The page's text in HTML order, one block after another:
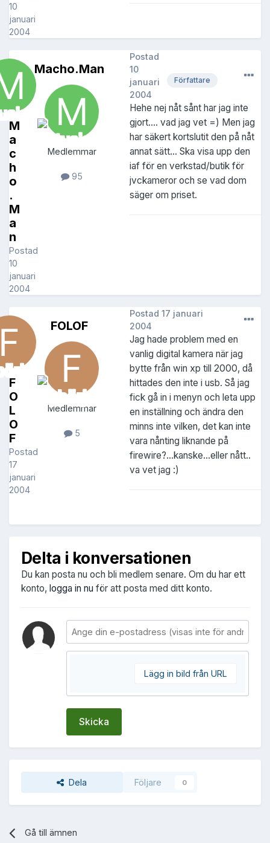
10
januari
2004
M
a
c
h
o
.
M
a
n
Postad
10
januari
2004
Macho.Man
Medlemmar
95
Författare
Postad
10
januari
2004
Hehe nej nåt sånt har jag inte
gjort.... vad jag vet =) Men jag
har säkert kortslutit den på nåt
annat sätt... Ska visa upp den
iaf för en verkstad/butik för
jvckameror och se vad dom
säger om priset.
F
O
L
O
F
Postad
17
januari
2004
FOLOF
Medlemmar
5
Postad 17 januari
2004
Jag hade problem med en
vanlig digital kamera när jag
bytte från win xp till 2000, då
hittades den inte i usb. Så jag
fick gå in i menyn och leta upp
en inställning och ändra den
minns inte vilken, det kan inte
vara nånting liknande på
firewire?...kanske...eller nått..
va vet jag :)
Delta i konversationen
Du kan posta nu och bli medlem senare. Om du har ett
konto, logga in nu för att posta med ditt konto.
Lägg in bild från URL
Skicka
Dela Följare 0
Gå till ämnen